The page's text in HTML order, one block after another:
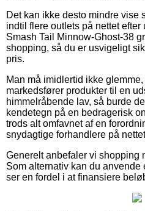
Det kan ikke desto mindre vise
indtil flere outlets på nettet
Smash Tail Minnow-Ghost-38
shopping, så du er usvigeligt
pris.
Man må imidlertid ikke
markedsfører produkter til en
himmelråbende lav, så burde
kendetegn på en bedragerisk
trods alt omfavnet af en
snydagtige forhandlere på
Generelt anbefaler vi shopping
Som alternativ kan du
ser en fordel i at finansiere